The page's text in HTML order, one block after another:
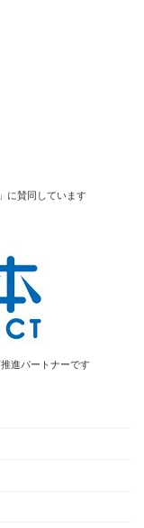
に賛同しています
進パートナーです